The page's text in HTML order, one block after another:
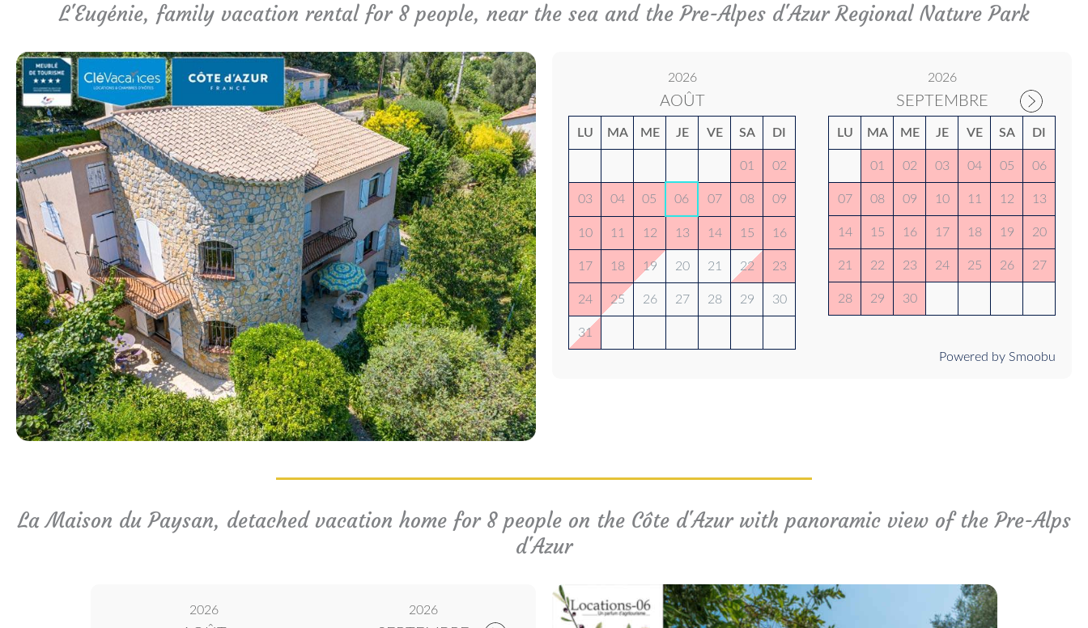
L'Eugénie, family vacation rental for 8 people, near the sea and the Pre-Alpes d'Azur Regional Nature Park
2026
AOÛT
LU MA ME JE VE SA DI
01 02
03 04 05 06 07 08 09
10 11 12 13 14 15 16
17 18 19 20 21 22 23
24 25 26 27 28 29 30
31
2026
SEPTEMBRE
LU MA ME JE VE SA DI
01 02 03 04 05 06
07 08 09 10 11 12 13
14 15 16 17 18 19 20
21 22 23 24 25 26 27
28 29 30
Powered by Smoobu
La Maison du Paysan, detached vacation home for 8 people on the Côte d'Azur with panoramic view of the Pre-Alps
d'Azur
2026 2026